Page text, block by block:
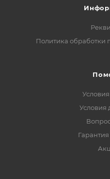
Политика обработки
Условия